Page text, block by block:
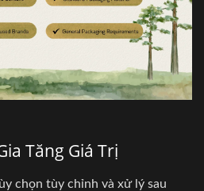
Tăng Giá Trị
chọn tùy chỉnh và xử lý sau